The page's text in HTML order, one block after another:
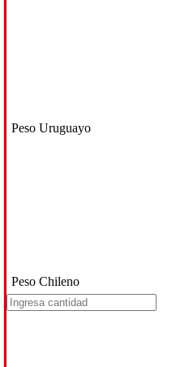
Peso Uruguayo
Peso Chileno